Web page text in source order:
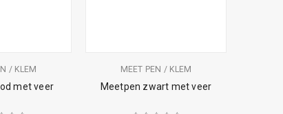
/ KLEM
met veer
MEET PEN / KLEM
Meetpen zwart met veer